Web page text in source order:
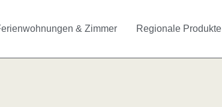
& Zimmer Regionale Produkte